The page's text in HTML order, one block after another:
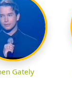
Gately